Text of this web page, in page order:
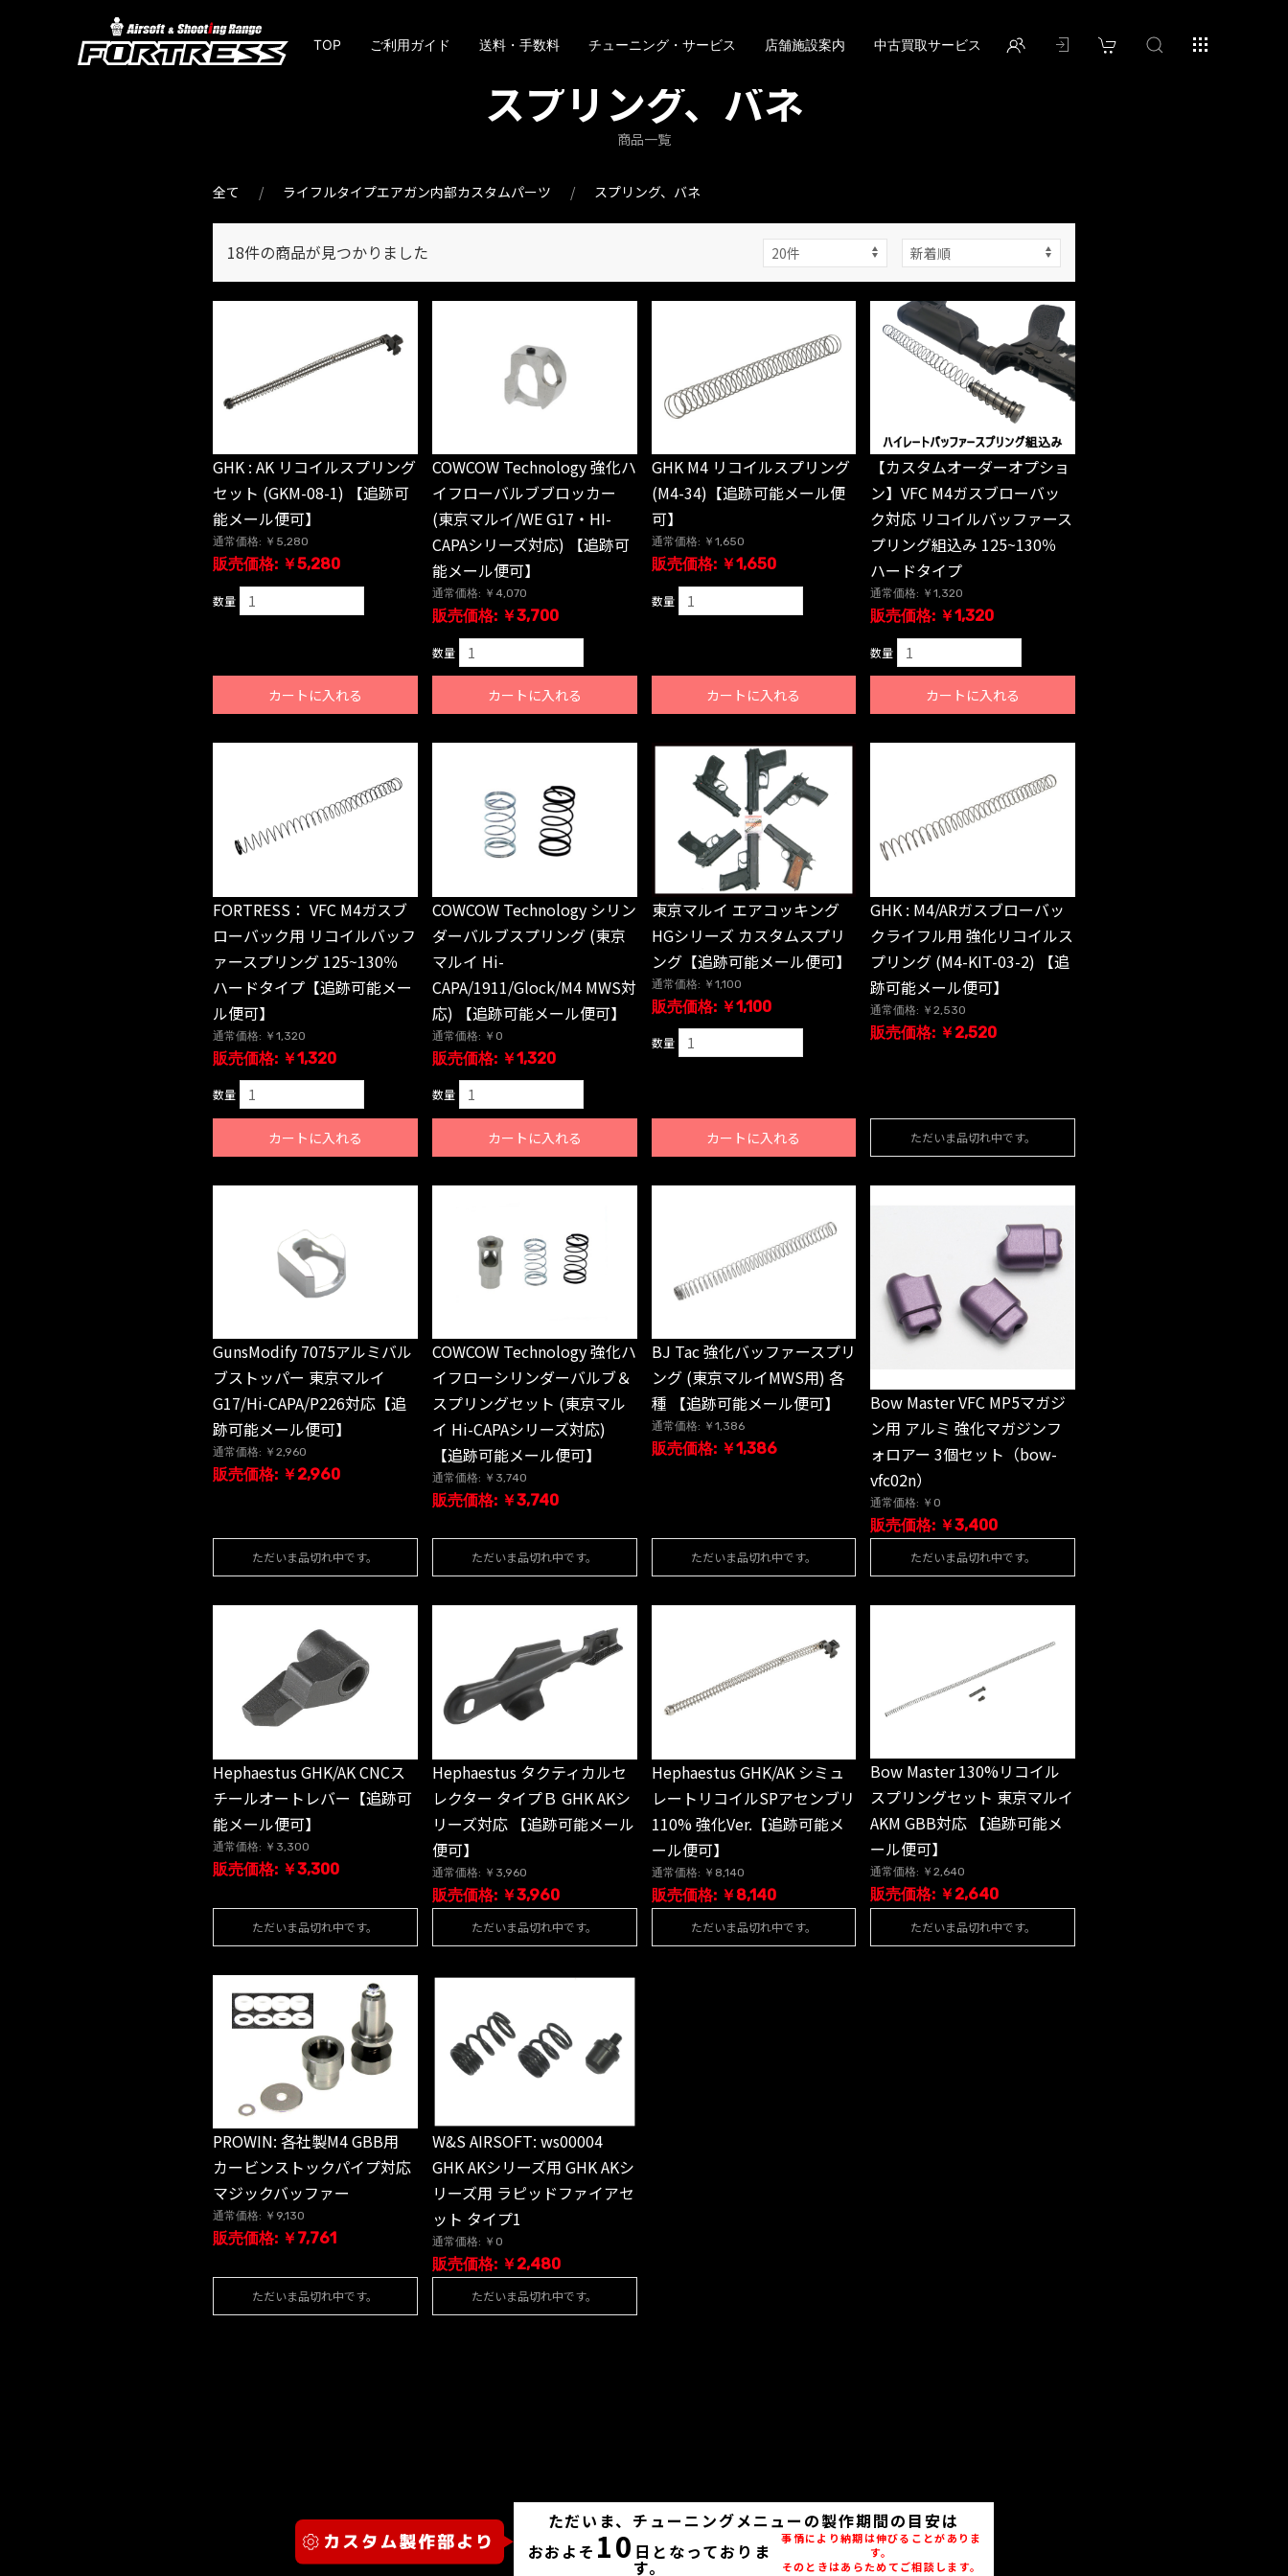
TOP ご利用ガイド 送料・手数料 チューニング・サービス 店舗施設案内 中古買取サービス
スプリング、バネ
商品一覧
全て ライフルタイプエアガン内部カスタムパーツ スプリング、バネ
18件の商品が見つかりました
GHK : AK リコイルスプリング
セット (GKM-08-1) 【追跡可
能メール便可】
通常価格: ￥5,280
販売価格: ￥5,280
数量
カートに入れる
COWCOW Technology 強化ハ
イフローバルブブロッカー
(東京マルイ/WE G17・HI-
CAPAシリーズ対応) 【追跡可
能メール便可】
通常価格: ￥4,070
販売価格: ￥3,700
数量
カートに入れる
GHK M4 リコイルスプリング
(M4-34)【追跡可能メール便
可】
通常価格: ￥1,650
販売価格: ￥1,650
数量
カートに入れる
【カスタムオーダーオプショ
ン】VFC M4ガスブローバッ
ク対応 リコイルバッファース
プリング組込み 125~130％
ハードタイプ
通常価格: ￥1,320
販売価格: ￥1,320
数量
カートに入れる
FORTRESS： VFC M4ガスブ
ローバック用 リコイルバッフ
ァースプリング 125~130％
ハードタイプ【追跡可能メー
ル便可】
通常価格: ￥1,320
販売価格: ￥1,320
数量
カートに入れる
COWCOW Technology シリン
ダーバルブスプリング (東京
マルイ Hi-
CAPA/1911/Glock/M4 MWS対
応) 【追跡可能メール便可】
通常価格: ￥0
販売価格: ￥1,320
数量
カートに入れる
東京マルイ エアコッキング
HGシリーズ カスタムスプリ
ング【追跡可能メール便可】
通常価格: ￥1,100
販売価格: ￥1,100
数量
カートに入れる
GHK : M4/ARガスブローバッ
クライフル用 強化リコイルス
プリング (M4-KIT-03-2) 【追
跡可能メール便可】
通常価格: ￥2,530
販売価格: ￥2,520
ただいま品切れ中です。
GunsModify 7075アルミバル
ブストッパー 東京マルイ
G17/Hi-CAPA/P226対応【追
跡可能メール便可】
通常価格: ￥2,960
販売価格: ￥2,960
ただいま品切れ中です。
COWCOW Technology 強化ハ
イフローシリンダーバルブ＆
スプリングセット (東京マル
イ Hi-CAPAシリーズ対応)
【追跡可能メール便可】
通常価格: ￥3,740
販売価格: ￥3,740
ただいま品切れ中です。
BJ Tac 強化バッファースプリ
ング (東京マルイMWS用) 各
種 【追跡可能メール便可】
通常価格: ￥1,386
販売価格: ￥1,386
ただいま品切れ中です。
Bow Master VFC MP5マガジ
ン用 アルミ 強化マガジンフ
ォロアー 3個セット（bow-
vfc02n）
通常価格: ￥0
販売価格: ￥3,400
ただいま品切れ中です。
Hephaestus GHK/AK CNCス
チールオートレバー【追跡可
能メール便可】
通常価格: ￥3,300
販売価格: ￥3,300
ただいま品切れ中です。
Hephaestus タクティカルセ
レクター タイプＢ GHK AKシ
リーズ対応 【追跡可能メール
便可】
通常価格: ￥3,960
販売価格: ￥3,960
ただいま品切れ中です。
Hephaestus GHK/AK シミュ
レートリコイルSPアセンブリ
110% 強化Ver.【追跡可能メ
ール便可】
通常価格: ￥8,140
販売価格: ￥8,140
ただいま品切れ中です。
Bow Master 130%リコイル
スプリングセット 東京マルイ
AKM GBB対応 【追跡可能メ
ール便可】
通常価格: ￥2,640
販売価格: ￥2,640
ただいま品切れ中です。
PROWIN: 各社製M4 GBB用
カービンストックパイプ対応
マジックバッファー
通常価格: ￥9,130
販売価格: ￥7,761
ただいま品切れ中です。
W&S AIRSOFT: ws00004
GHK AKシリーズ用 GHK AKシ
リーズ用 ラピッドファイアセ
ット タイプ1
通常価格: ￥0
販売価格: ￥2,480
ただいま品切れ中です。
ただいま、チューニングメニューの製作期間の目安は
おおよそ 10 日となっておりま
す。
事情により納期は伸びることがありま
す。
そのときはあらためてご相談します。